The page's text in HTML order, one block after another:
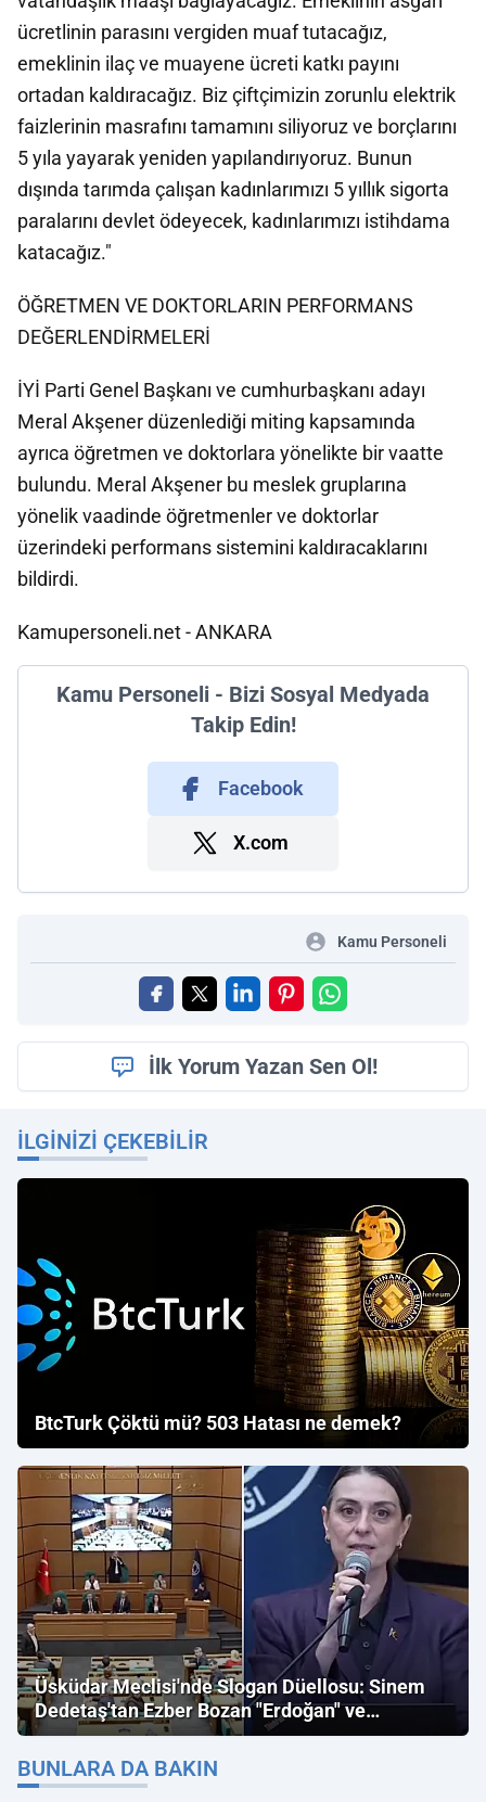
ücretlinin parasını vergiden muaf tutacağız,
emeklinin ilaç ve muayene ücreti katkı payını
ortadan kaldıracağız. Biz çiftçimizin zorunlu elektrik
faizlerinin masrafını tamamını siliyoruz ve borçlarını
5 yıla yayarak yeniden yapılandırıyoruz. Bunun
dışında tarımda çalışan kadınlarımızı 5 yıllık sigorta
paralarını devlet ödeyecek, kadınlarımızı istihdama
katacağız."
ÖĞRETMEN VE DOKTORLARIN PERFORMANS
DEĞERLENDİRMELERİ
İYİ Parti Genel Başkanı ve cumhurbaşkanı adayı
Meral Akşener düzenlediği miting kapsamında
ayrıca öğretmen ve doktorlara yönelikte bir vaatte
bulundu. Meral Akşener bu meslek gruplarına
yönelik vaadinde öğretmenler ve doktorlar
üzerindeki performans sistemini kaldıracaklarını
bildirdi.
Kamupersoneli.net - ANKARA
Kamu Personeli - Bizi Sosyal Medyada
Takip Edin!
Facebook
X.com
Kamu Personeli
İlk Yorum Yazan Sen Ol!
İLGINIZI ÇEKEBILIR
BtcTurk Çöktü mü? 503 Hatası ne demek?
Üsküdar Meclisi'nde Slogan Düellosu: Sinem
Dedetaş'tan Ezber Bozan "Erdoğan" ve
"İmamoğlu" Çıkışı!
BUNLARA DA BAKIN